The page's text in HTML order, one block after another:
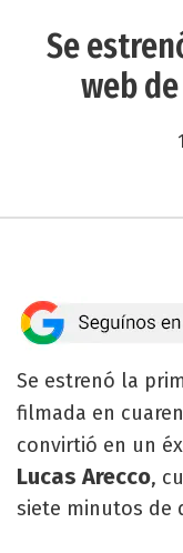
Se
web
Se estrenó la
filmada en
convirtió en un
Lucas Arecco,
siete minutos de